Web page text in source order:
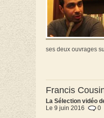
ses deux ouvrages
Francis
La Sélection vidéo
Le 9 juin 2016
0